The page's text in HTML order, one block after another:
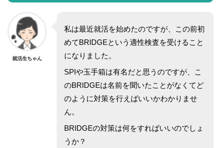
就活生ちゃん
私は最近就活を始めたのですが、この前初
めてBRIDGEという適性検査を受けること
になりました。
SPIや玉手箱は有名だと思うのですが、こ
のBRIDGEは名前を聞いたことがなくてど
のように対策を行えばいいかわかりませ
ん。
BRIDGEの対策は何をすればいいのでしょ
うか？